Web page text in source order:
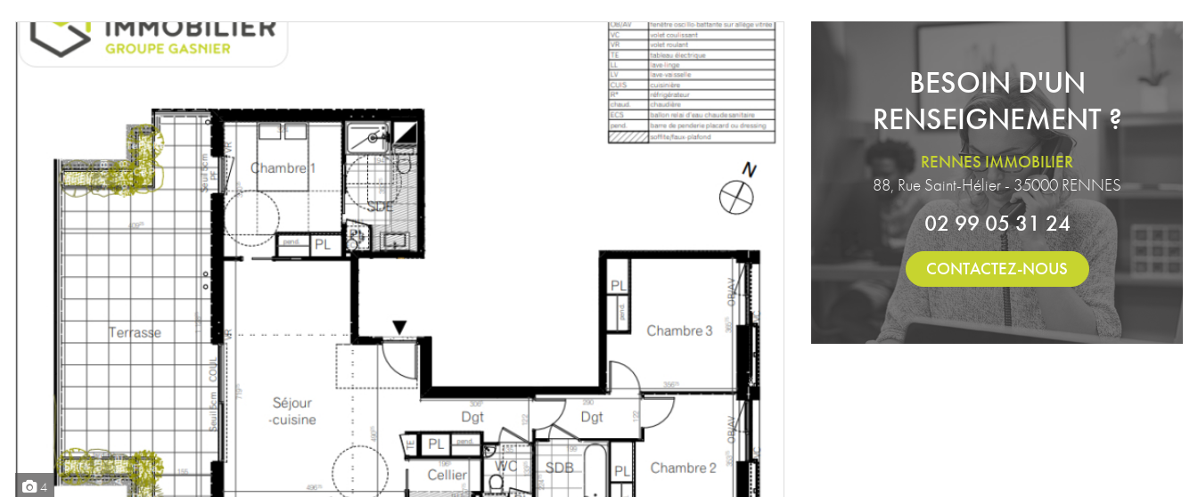
4
BESOIN D'UN
RENSEIGNEMENT ?
RENNES IMMOBILIER
88, Rue Saint-Hélier - 35000 RENNES
02 99 05 31 24
CONTACTEZ-NOUS